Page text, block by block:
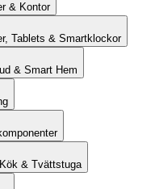
& Kontor
Tablets & Smartklockor
& Smart Hem
& Tvättstuga